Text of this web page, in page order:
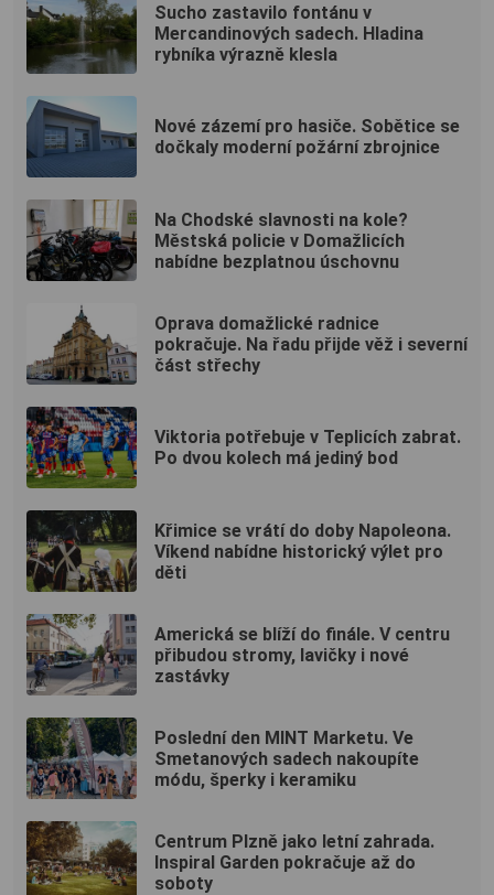
Sucho zastavilo fontánu v
Mercandinových sadech. Hladina
rybníka výrazně klesla
Nové zázemí pro hasiče. Sobětice se
dočkaly moderní požární zbrojnice
Na Chodské slavnosti na kole?
Městská policie v Domažlicích
nabídne bezplatnou úschovnu
Oprava domažlické radnice
pokračuje. Na řadu přijde věž i severní
část střechy
Viktoria potřebuje v Teplicích zabrat.
Po dvou kolech má jediný bod
Křimice se vrátí do doby Napoleona.
Víkend nabídne historický výlet pro
děti
Americká se blíží do finále. V centru
přibudou stromy, lavičky i nové
zastávky
Poslední den MINT Marketu. Ve
Smetanových sadech nakoupíte
módu, šperky i keramiku
Centrum Plzně jako letní zahrada.
Inspiral Garden pokračuje až do
soboty